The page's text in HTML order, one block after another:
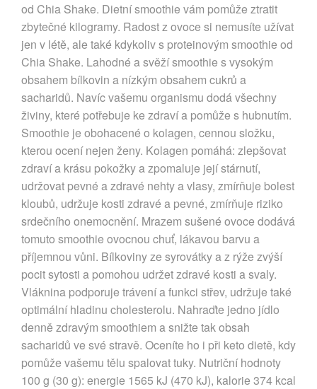
od Chia Shake. Dietní smoothie vám pomůže ztratit
zbytečné kilogramy. Radost z ovoce si nemusíte užívat
jen v létě, ale také kdykoliv s proteinovým smoothie od
Chia Shake. Lahodné a svěží smoothie s vysokým
obsahem bílkovin a nízkým obsahem cukrů a
sacharidů. Navíc vašemu organismu dodá všechny
živiny, které potřebuje ke zdraví a pomůže s hubnutím.
Smoothie je obohacené o kolagen, cennou složku,
kterou ocení nejen ženy. Kolagen pomáhá: zlepšovat
zdraví a krásu pokožky a zpomaluje její stárnutí,
udržovat pevné a zdravé nehty a vlasy, zmírňuje bolest
kloubů, udržuje kosti zdravé a pevné, zmírňuje riziko
srdečního onemocnění. Mrazem sušené ovoce dodává
tomuto smoothie ovocnou chuť, lákavou barvu a
příjemnou vůni. Bílkoviny ze syrovátky a z rýže zvýší
pocit sytosti a pomohou udržet zdravé kosti a svaly.
Vláknina podporuje trávení a funkci střev, udržuje také
optimální hladinu cholesterolu. Nahraďte jedno jídlo
denně zdravým smoothiem a snižte tak obsah
sacharidů ve své stravě. Oceníte ho i při keto dietě, kdy
pomůže vašemu tělu spalovat tuky. Nutriční hodnoty
100 g (30 g): energie 1565 kJ (470 kJ), kalorie 374 kcal